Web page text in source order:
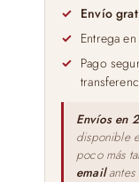
Aceite
Girasol
900gr
cantidad
Envío
Entrega en
Pago
Envíos en
disponible
poco más
emailantes